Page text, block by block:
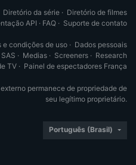
Diretório da série · Diretório de filmes
API · FAQ · Suporte de contato
e condições de uso · Dados pessoais
· Medias · Screeners · Research
TV · Painel de espectadores França
permanece de propriedade de
seu legítimo proprietário.
Português (Brasil)